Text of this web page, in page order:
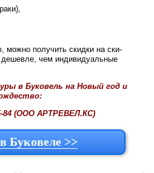
можно получить скидки на ски-
дешевле, чем индивидуальные
в Буковель на Новый год и
84 (ООО АРТРЕВЕЛ.КС)
Буковеле >>